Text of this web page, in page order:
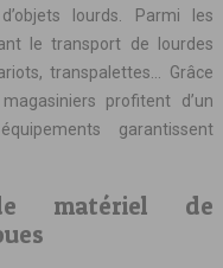
lourds. Parmi les
le transport de lourdes
transpalettes… Grâce
profitent d’un
garantissent
matériel de